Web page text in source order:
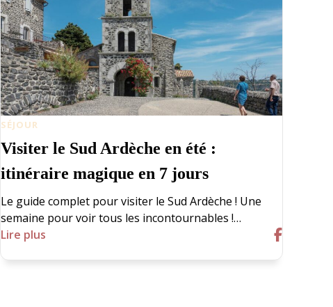
SÉJOUR
Visiter le Sud Ardèche en été :
itinéraire magique en 7 jours
Le guide complet pour visiter le Sud Ardèche ! Une
semaine pour voir tous les incontournables !…
Lire plus